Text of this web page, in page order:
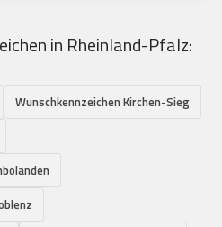
in Rheinland-Pfalz:
Wunschkennzeichen Kirchen-Sieg